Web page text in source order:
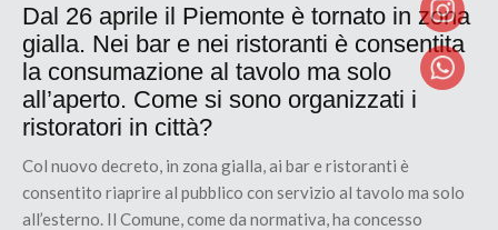
Dal 26 aprile il Piemonte è tornato in zona
gialla. Nei bar e nei ristoranti è consentita
la consumazione al tavolo ma solo
all’aperto. Come si sono organizzati i
ristoratori in città?
Col nuovo decreto, in zona gialla, ai bar e ristoranti è
consentito riaprire al pubblico con servizio al tavolo ma solo
all’esterno. Il Comune, come da normativa, ha concesso